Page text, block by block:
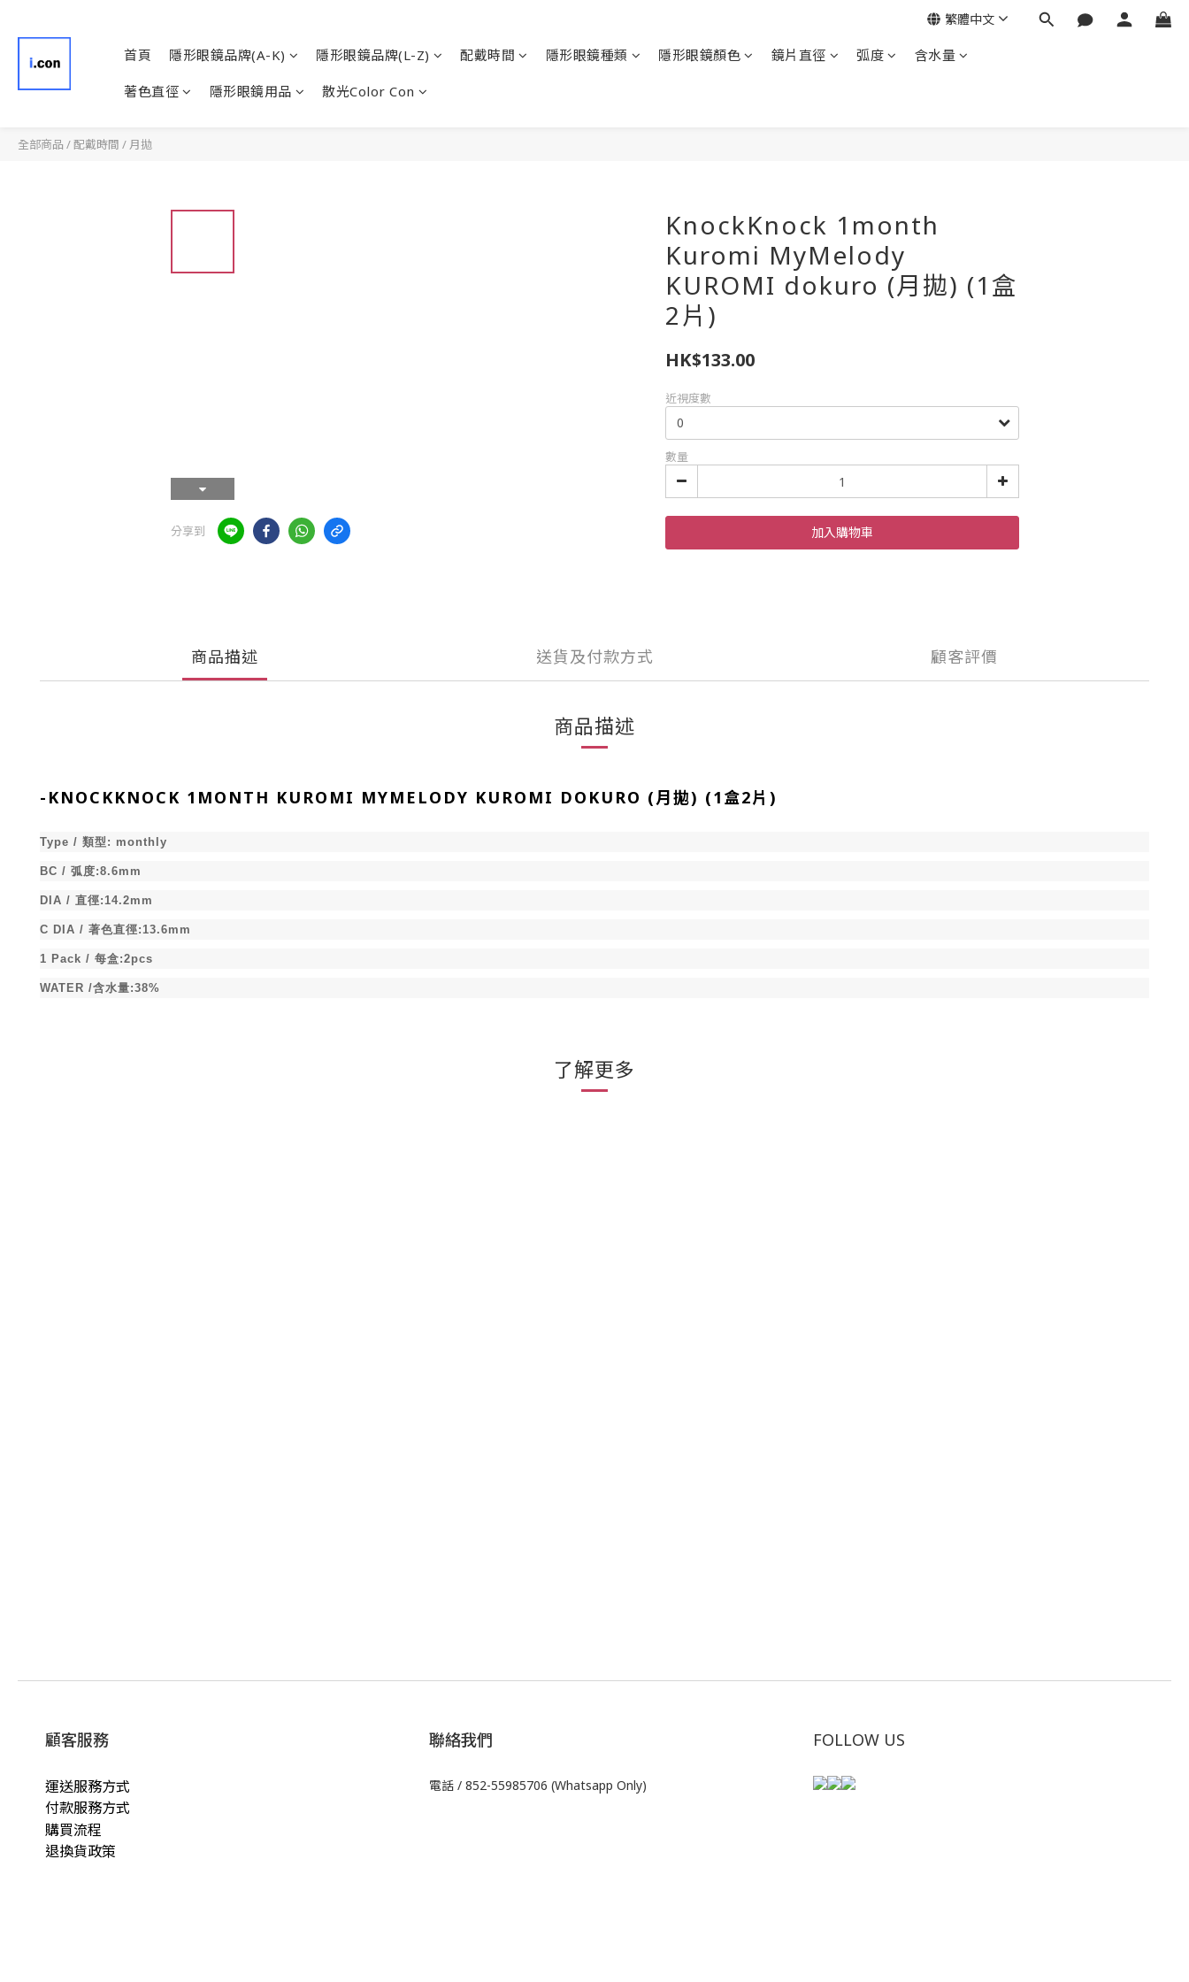
首頁 隱形眼鏡品牌(A-K) 隱形眼鏡品牌(L-Z) 配戴時間 隱形眼鏡種類 隱形眼鏡顏色 鏡片直徑 弧度 含水量
著色直徑 隱形眼鏡用品 散光Color Con
繁體中文
全部商品 /配戴時間 / 月拋
分享到
KnockKnock 1month
Kuromi MyMelody
KUROMI dokuro (月拋) (1盒
2片)
HK$133.00
近視度數
數量
加入購物車
商品描述 送貨及付款方式 顧客評價
商品描述
- KNOCKKNOCK 1MONTH KUROMI MYMELODY KUROMI DOKURO (月拋) (1盒2片)
Type / 類型 : monthly
BC / 弧度:8.6mm
DIA / 直徑:14.2mm
C DIA / 著色直徑:13.6mm
1 Pack / 每盒:2pcs
WATER /含水量:38%
了解更多
顧客服務
運送服務方式
付款服務方式
購買流程
退換貨政策
聯絡我們
電話 / 852-55985706 (Whatsapp Only)
FOLLOW US